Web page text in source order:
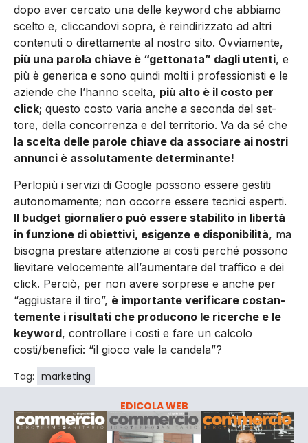
dopo aver cerca­to una delle keyword che abbia­mo
scelto e, cliccandovi sopra, è reindirizzato ad altri
conte­nuti o direttamente al nostro si­to. Ovviamente,
più una parola chiave è “gettonata” dagli uten­ti, e
più è generica e sono quindi molti i professionisti e le
azien­de che l’hanno scelta, più alto è il costo per
click; questo costo varia anche a seconda del set­
tore, della concorrenza e del territorio. Va da sé che
la scelta delle parole chiave da associa­re ai nostri
annunci è assoluta­mente determinante!
Perlopiù i servizi di Google pos­sono essere gestiti
autonoma­mente; non occorre essere tec­nici esperti.
Il budget giornalie­ro può essere stabilito in liber­tà
in funzione di obiettivi, esi­genze e disponibilità, ma
biso­gna prestare attenzione ai costi perché possono
lievitare velo­cemente all’aumentare del traf­fico e dei
click. Perciò, per non avere sorprese e anche per
“aggiustare il tiro”, è importante verificare costan­
temente i risultati che produ­cono le ricerche e le
keyword, controllare i costi e fare un cal­colo
costi/benefici: “il gioco va­le la candela”?
Tag: marketing
EDICOLA WEB